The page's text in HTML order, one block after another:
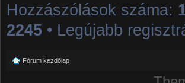
Hozzászólások száma:
2245 • Legújabb
Fórum kezdőlap